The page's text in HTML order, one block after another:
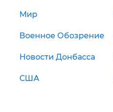
Мир
Военное Обозрение
Новости Донбасса
США